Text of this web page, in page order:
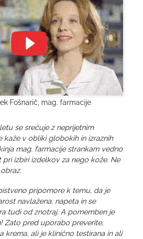
Fošnarič, mag. farmacije
se srečuje z neprijetnim
kaže v obliki globokih in izraznih
mag. farmacije strankam vedno
izbiri izdelkov za nego kože. Ne
pripomore k temu, da je
navlažena, napeta in se
tudi od znotraj. A pomemben je
Zato pred uporabo preverite,
krema, ali je klinično testirana in ali